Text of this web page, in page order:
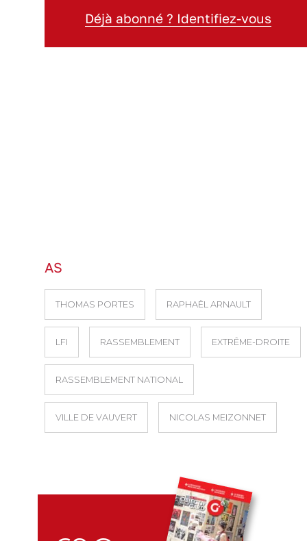
Déjà abonné ? Identifiez-vous
AS
THOMAS PORTES RAPHAËL ARNAULT
LFI RASSEMBLEMENT EXTRÊME-DROITE
RASSEMBLEMENT NATIONAL
VILLE DE VAUVERT NICOLAS MEIZONNET